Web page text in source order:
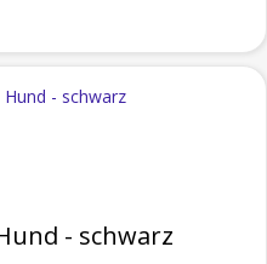
- schwarz